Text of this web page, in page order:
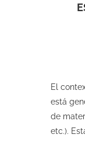
El
está
de
etc.).